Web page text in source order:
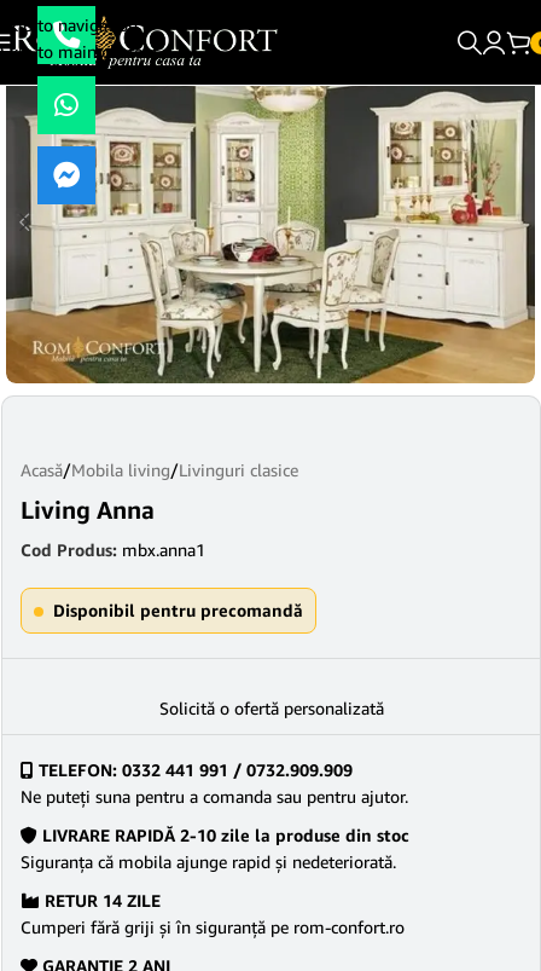
Skip to navigation
Skip to main content
Acasă/Mobila living/Livinguri clasice
Living Anna
Cod Produs: mbx.anna1
Disponibil pentru precomandă
Solicită o ofertă personalizată
TELEFON: 0332 441 991 / 0732.909.909
Ne puteţi suna pentru a comanda sau pentru ajutor.
LIVRARE RAPIDĂ 2-10 zile la produse din stoc
Siguranţa că mobila ajunge rapid şi nedeteriorată.
RETUR 14 ZILE
Cumperi fără griji şi în siguranţă pe rom-confort.ro
GARANŢIE 2 ANI